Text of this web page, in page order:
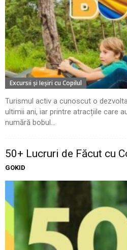
Excursii şi Ieşiri cu Copilul
Turismul activ a cunoscut o
ultimii ani, iar printre atracțiile care
numără bobul...
50+ Lucruri de Făcut cu
GOKID